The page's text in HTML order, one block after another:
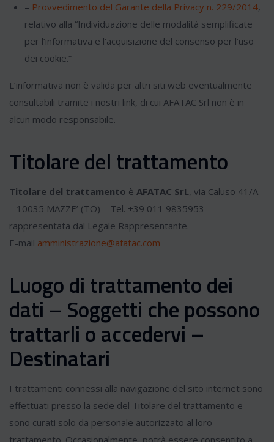
– Provvedimento del Garante della Privacy n. 229/2014,
relativo alla “Individuazione delle modalità semplificate
per l’informativa e l’acquisizione del consenso per l’uso
dei cookie.”
L’informativa non è valida per altri siti web eventualmente
consultabili tramite i nostri link, di cui AFATAC Srl non è in
alcun modo responsabile.
Titolare del trattamento
Titolare del trattamento è AFATAC SrL, via Caluso 41/A
– 10035 MAZZE’ (TO) – Tel. +39 011 9835953
rappresentata dal Legale Rappresentante.
E-mail amministrazione@afatac.com
Luogo di trattamento dei
dati – Soggetti che possono
trattarli o accedervi –
Destinatari
I trattamenti connessi alla navigazione del sito internet sono
effettuati presso la sede del Titolare del trattamento e
sono curati solo da personale autorizzato al loro
trattamento. Occasionalmente, potrà essere consentito a